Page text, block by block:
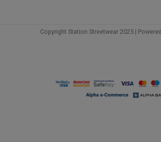
Copyright Station Streetwear 2025 |